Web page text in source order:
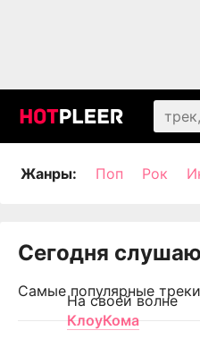
Жанры: Поп Рок
Сегодня
Самые популярные
На своей волне
КлоуКома